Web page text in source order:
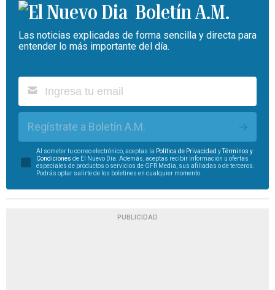
Boletín A.M.
Las noticias explicadas de forma sencilla y directa para
entender lo más importante del día.
Regístrate a Boletín A.M.
Al someter tu correo electrónico, aceptas la Política de Privacidad yTérminos y
Condiciones de El Nuevo Día. Además, aceptas recibir información u ofertas
especiales de productos o servicios de GFR Media, sus afiliadas o de terceros.
Podrás optar salirte de los boletines en cualquier momento.
PUBLICIDAD